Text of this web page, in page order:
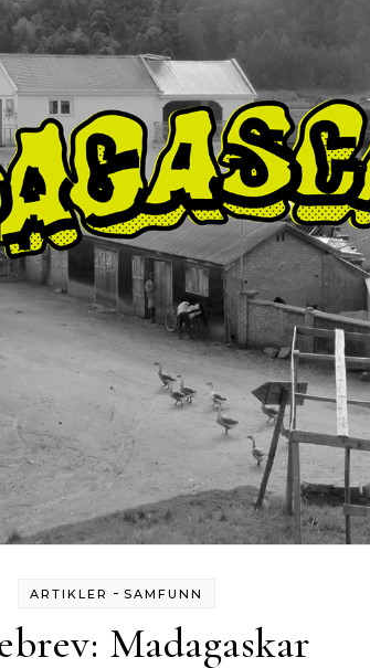
ARTIKLER - SAMFUNN
Madagaskar